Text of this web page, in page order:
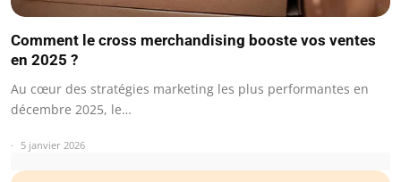
Comment le cross merchandising booste vos ventes
en 2025 ?
Au cœur des stratégies marketing les plus performantes en
décembre 2025, le…
5 janvier 2026